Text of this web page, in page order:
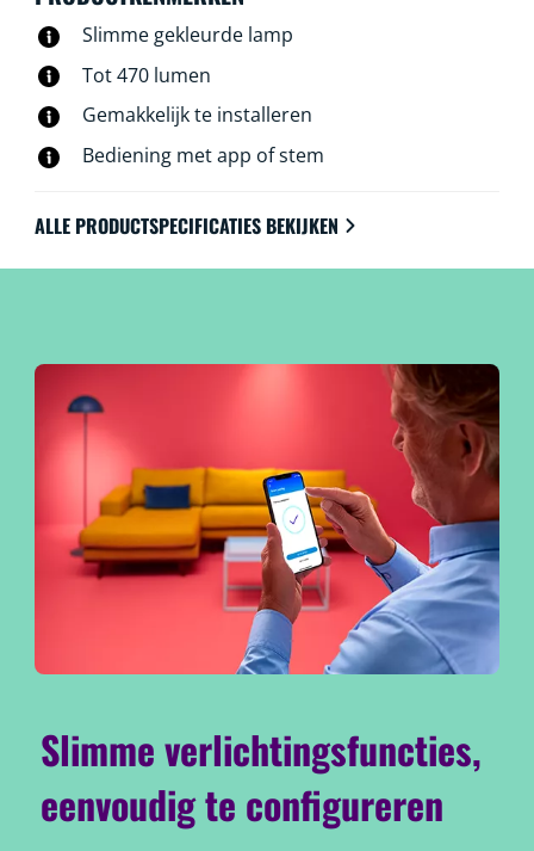
Slimme gekleurde lamp
Tot 470 lumen
Gemakkelijk te installeren
Bediening met app of stem
ALLE PRODUCTSPECIFICATIES BEKIJKEN
Slimme verlichtingsfuncties,
eenvoudig te configureren